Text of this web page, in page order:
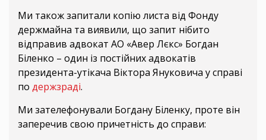
Ми також запитали копію листа від Фонду
держмайна та виявили, що запит нібито
відправив адвокат АО «Авер Лєкс» Богдан
Біленко – один із постійних адвокатів
президента-утікача Віктора Януковича у справі
по держзраді.
Ми зателефонували Богдану Біленку, проте він
заперечив свою причетність до справи: